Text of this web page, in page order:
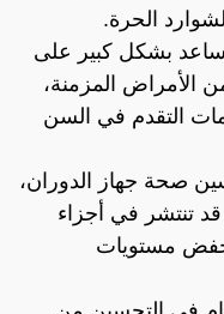
الحرة.
يساعد بشكل كبير على
الأمراض المزمنة،
التقدم في السن
صحة جهاز الدوران،
قد تنتشر في أجزاء
مستويات